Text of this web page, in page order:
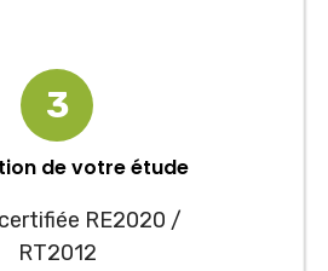
3
de votre étude
RE2020 /
RT2012